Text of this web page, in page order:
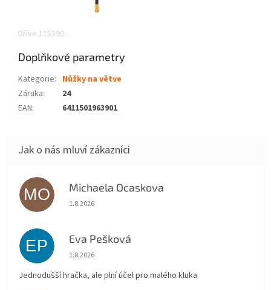
Dříve 115390
Doplňkové parametry
Kategorie: Nůžky na větve
Záruka:
24
EAN: 6411501963901
MO Michaela Ocaskova
Hodnocení obchodu je 5 z 5 hvězdiček.
1.8.2026
EP Eva Pešková
Hodnocení obchodu je 5 z 5 hvězdiček.
1.8.2026
Jednodušší hračka, ale plní účel pro malého kluka